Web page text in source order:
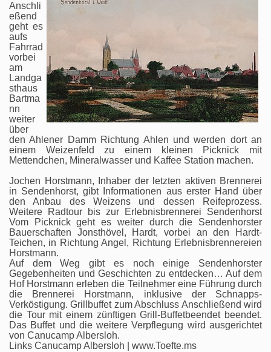
Anschli
eßend
geht es
aufs
Fahrrad
vorbei
am
Landga
sthaus
Bartma
nn
weiter
über
den Ahlener Damm Richtung Ahlen und werden dort an
einem Weizenfeld zu einem kleinen Picknick mit
Mettendchen, Mineralwasser und Kaffee Station machen.
Jochen Horstmann, Inhaber der letzten aktiven Brennerei
in Sendenhorst, gibt Informationen aus erster Hand über
den Anbau des Weizens und dessen Reifeprozess.
Weitere Radtour bis zur Erlebnisbrennerei Sendenhorst
Vom Picknick geht es weiter durch die Sendenhorster
Bauerschaften Jonsthövel, Hardt, vorbei an den Hardt-
Teichen, in Richtung Angel, Richtung Erlebnisbrennereien
Horstmann.
Auf dem Weg gibt es noch einige Sendenhorster
Gegebenheiten und Geschichten zu entdecken… Auf dem
Hof Horstmann erleben die Teilnehmer eine Führung durch
die Brennerei Horstmann, inklusive der Schnapps-
Verköstigung. Grillbuffet zum Abschluss Anschließend wird
die Tour mit einem zünftigen Grill-Buffetbeendet beendet.
Das Buffet und die weitere Verpflegung wird ausgerichtet
von Canucamp Albersloh.
Links Canucamp Albersloh | www.Toefte.ms